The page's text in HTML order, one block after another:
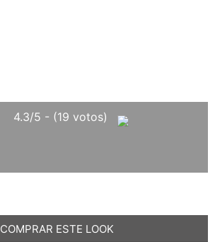
4.3/5 - (19 votos)
COMPRAR ESTE LOOK